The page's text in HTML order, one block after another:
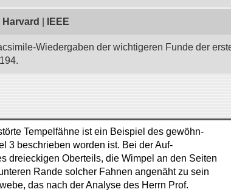
Harvard IEEE
Wiedergaben der wichtigeren Funde der
Tempelfähne ist ein Beispiel des gewöhn-
3 beschrieben worden ist. Bei der Auf-
dreieckigen Oberteils, die Wimpel an den Seiten
Rande solcher Fahnen angenäht zu sein
das nach der Analyse des Herrn Prof.